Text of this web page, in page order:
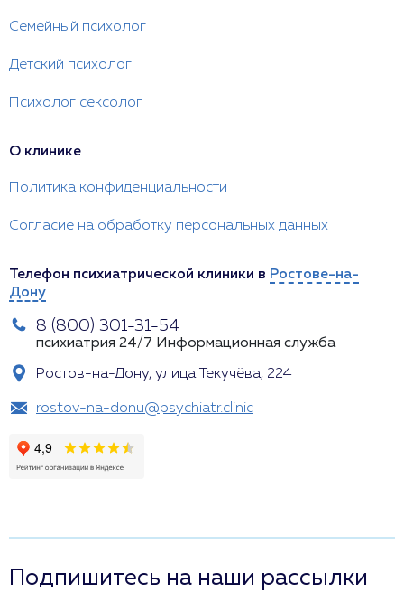
Семейный психолог
Детский психолог
Психолог сексолог
О клинике
Политика конфиденциальности
Согласие на обработку персональных данных
Телефон психиатрической клиники в Ростове-на-
Дону
8 (800) 301-31-54
психиатрия 24/7 Информационная служба
Ростов-на-Дону, улица Текучёва, 224
rostov-na-donu@psychiatr.clinic
Подпишитесь на наши рассылки